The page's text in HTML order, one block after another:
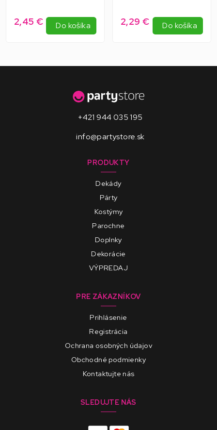
2,45 € Do košíka 2,29 € Do košíka
+421 944 035 195
info@partystore.sk
PRODUKTY
Dekády
Párty
Kostýmy
Parochne
Doplnky
Dekorácie
VÝPREDAJ
PRE ZÁKAZNÍKOV
Prihlásenie
Registrácia
Ochrana osobných údajov
Obchodné podmienky
Kontaktujte nás
SLEDUJTE NÁS